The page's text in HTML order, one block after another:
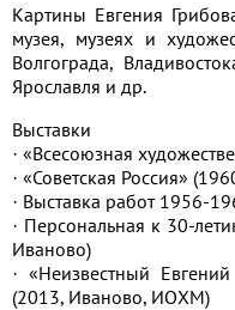
Картины Евгения
музея, музеях и
Волгограда,
Ярославля и др.
Выставки
· «Всесоюзная
· «Советская Россия»
· Выставка работ 1956-
· Персональная к 30-
Иваново)
· «Неизвестный
(2013, Иваново, ИОХМ)